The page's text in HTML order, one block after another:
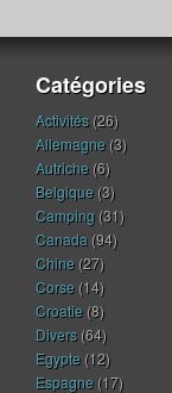
Catégories
Activités (26)
Allemagne (3)
Autriche (6)
Belgique (3)
Camping (31)
Canada (94)
Chine (27)
Corse (14)
Croatie (8)
Divers (64)
Egypte (12)
Espagne (17)